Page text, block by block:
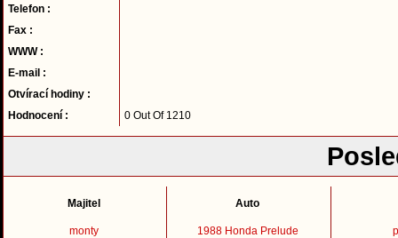
Telefon :
Fax :
WWW :
E-mail :
Otvírací hodiny :
Hodnocení :
0 Out Of 1210
Majitel Auto
monty 1988 Honda Prelude